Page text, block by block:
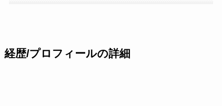
経歴/プロフィールの詳細